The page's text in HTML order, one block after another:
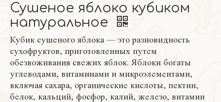
Сушеное яблоко кубиком
натуральное
Кубик сушеного яблока — это разновидность
сухофруктов, приготовленных путем
обезвоживания свежих яблок. Яблоки богаты
углеводами, витаминами и микроэлементами,
включая сахара, органические кислоты, пектин,
белок, кальций, фосфор, калий, железо, витамин